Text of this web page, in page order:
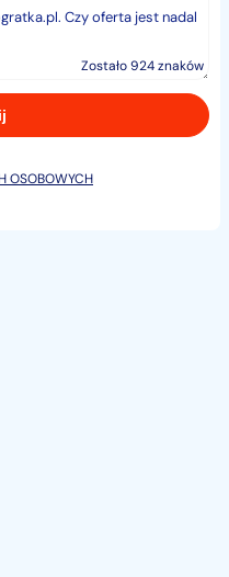
numer
Zostało 924 znaków
OSOBOWYCH